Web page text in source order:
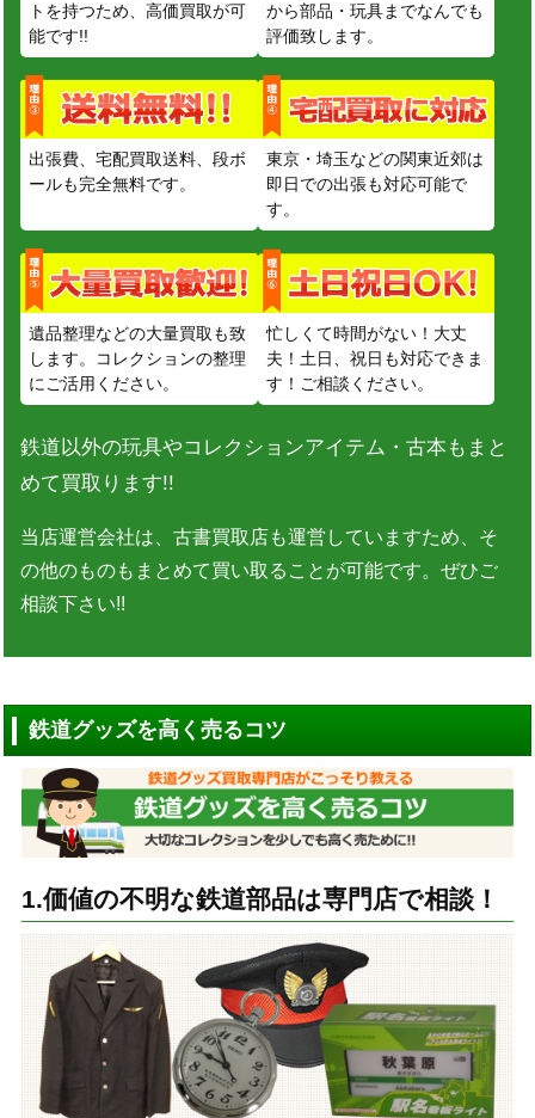
トを持つため、高価買取が可
能です!!
から部品・玩具までなんでも
評価致します。
出張費、宅配買取送料、段ボ
ールも完全無料です。
東京・埼玉などの関東近郊は
即日での出張も対応可能で
す。
遺品整理などの大量買取も致
します。コレクションの整理
にご活用ください。
忙しくて時間がない！大丈
夫！土日、祝日も対応できま
す！ご相談ください。
鉄道以外の玩具やコレクションアイテム・古本もまと
めて買取ります!!
当店運営会社は、古書買取店も運営していますため、そ
の他のものもまとめて買い取ることが可能です。ぜひご
相談下さい!!
鉄道グッズを高く売るコツ
1.価値の不明な鉄道部品は専門店で相談！